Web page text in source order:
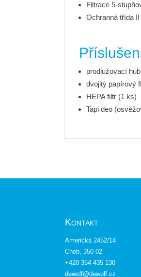
Filtrace 5-
Ochranná třída II
prodlužovací
dvojitý papírový
HEPA filtr (1 ks)
Tapi deo
Kontakt
Americká 2452/14
Cheb, 350 02
+420 354 435 130
dewolf@dewolf.cz